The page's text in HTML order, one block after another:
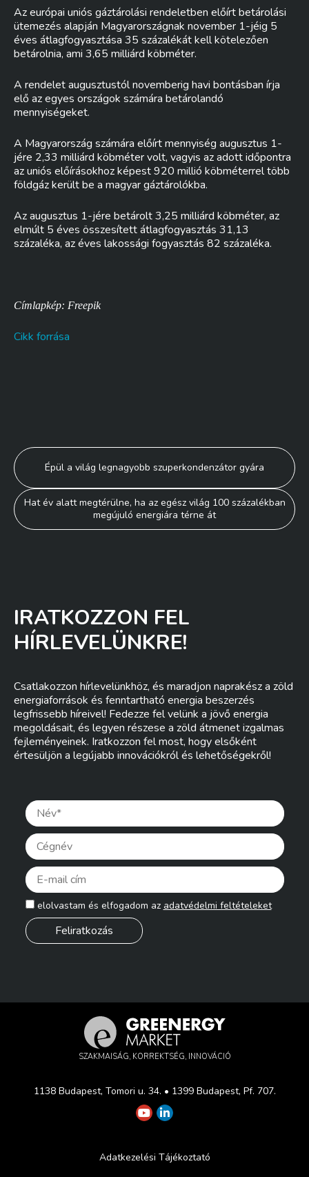
Az európai uniós gáztárolási rendeletben előírt betárolási
ütemezés alapján Magyarországnak november 1-jéig 5
éves átlagfogyasztása 35 százalékát kell kötelezően
betárolnia, ami 3,65 milliárd köbméter.
A rendelet augusztustól novemberig havi bontásban írja
elő az egyes országok számára betárolandó
mennyiségeket.
A Magyarország számára előírt mennyiség augusztus 1-
jére 2,33 milliárd köbméter volt, vagyis az adott időpontra
az uniós előírásokhoz képest 920 millió köbméterrel több
földgáz került be a magyar gáztárolókba.
Az augusztus 1-jére betárolt 3,25 milliárd köbméter, az
elmúlt 5 éves összesített átlagfogyasztás 31,13
százaléka, az éves lakossági fogyasztás 82 százaléka.
Címlapkép: Freepik
Cikk forrása
Bejegyzés
navigáció
Épül a világ legnagyobb szuperkondenzátor gyára
Hat év alatt megtérülne, ha az egész világ 100 százalékban
megújuló energiára térne át
IRATKOZZON FEL
HÍRLEVELÜNKRE!
Csatlakozzon hírlevelünkhöz, és maradjon naprakész a zöld
energiaforrások és fenntartható energia beszerzés
legfrissebb híreivel! Fedezze fel velünk a jövő energia
megoldásait, és legyen részese a zöld átmenet izgalmas
fejleményeinek. Iratkozzon fel most, hogy elsőként
értesüljön a legújabb innovációkról és lehetőségekről!
elolvastam és elfogadom az adatvédelmi feltételeket
SZAKMAISÁG, KORREKTSÉG, INNOVÁCIÓ
1138 Budapest, Tomori u. 34. • 1399 Budapest, Pf. 707.
Adatkezelési Tájékoztató